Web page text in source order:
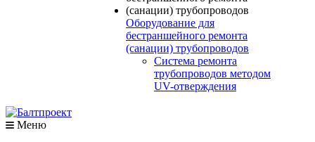
Оборудование для
бестраншейного ремонта
(санации) трубопроводов
Система ремонта
трубопроводов методом
UV-отверждения
Меню